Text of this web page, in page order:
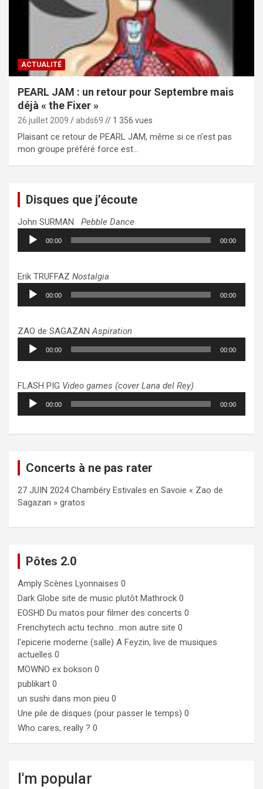
ACTUALITÉ
PEARL JAM : un retour pour Septembre mais
déjà « the Fixer »
26 juillet 2009 abds69 // 1 356 vues
Plaisant ce retour de PEARL JAM, même si ce n’est pas
mon groupe préféré force est…
Disques que j’écoute
John SURMAN Pebble Dance
Lecteur
audio
00:00 00:00
Erik TRUFFAZ Nostalgia
Lecteur
audio
00:00 00:00
ZAO de SAGAZANAspiration
Lecteur
audio
00:00 00:00
FLASH PIG Video games (cover Lana del Rey)
Lecteur
audio
00:00 00:00
Concerts à ne pas rater
27 JUIN 2024 Chambéry Estivales en Savoie « Zao de
Sagazan » gratos
Pôtes 2.0
Amply Scènes Lyonnaises 0
Dark Globe site de music plutôt Mathrock 0
EOSHD Du matos pour filmer des concerts 0
Frenchytech actu techno…mon autre site 0
l'epicerie moderne (salle) A Feyzin, live de musiques
actuelles 0
MOWNO ex bokson 0
publikart 0
un sushi dans mon pieu 0
Une pile de disques (pour passer le temps) 0
Who cares, really ? 0
I'm popular